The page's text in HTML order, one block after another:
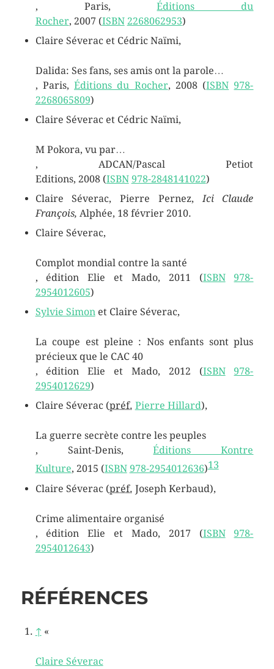
, Paris,Éditions du
Rocher, 2007 (ISBN 2268062953)
Claire Séverac et Cédric Naïmi,
Dalida: Ses fans, ses amis ont la parole…
, Paris,Éditions du Rocher, 2008 (ISBN 978-
2268065809)
Claire Séverac et Cédric Naïmi,
M Pokora, vu par…
, ADCAN/Pascal Petiot
Editions, 2008 (ISBN 978-2848141022)
Claire Séverac, Pierre Pernez,Ici Claude
François, Alphée, 18 février 2010.
Claire Séverac,
Complot mondial contre la santé
, édition Elie et Mado, 2011 (ISBN
978-
2954012605)
Sylvie Simonet Claire Séverac,
La coupe est pleine : Nos enfants sont plus
précieux que le CAC 40
, édition Elie et Mado, 2012 (ISBN
978-
2954012629)
Claire Séverac (préf. Pierre Hillard),
La guerre secrète contre les peuples
, Saint-Denis,Éditions Kontre
Kulture, 2015 (ISBN 978-2954012636)13
Claire Séverac (préf. Joseph Kerbaud),
Crime alimentaire organisé
, édition Elie et Mado, 2017 (ISBN
978-
2954012643)
RÉFÉRENCES
↑ «
Claire Séverac